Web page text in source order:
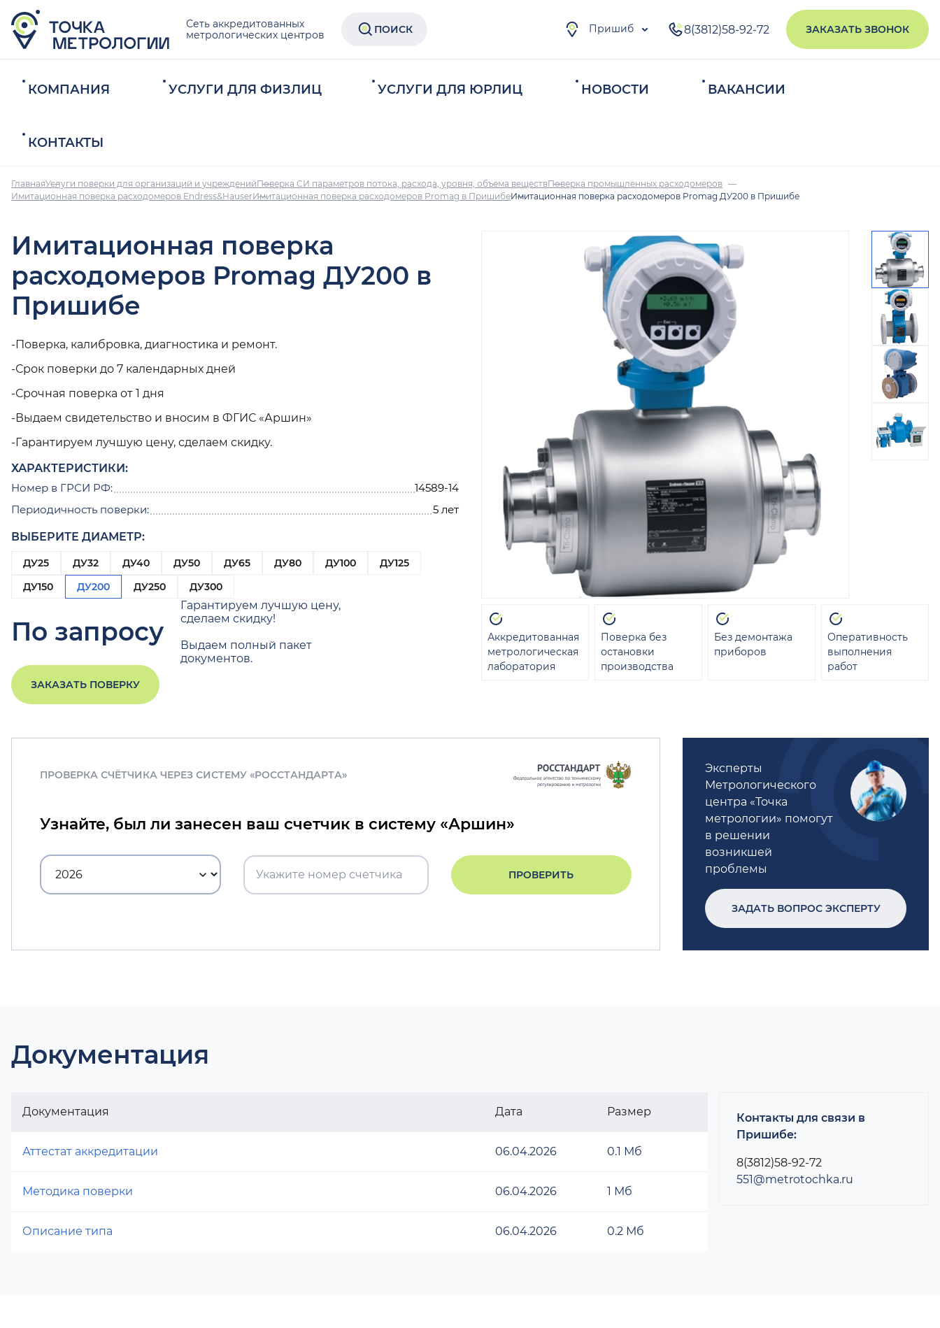
Сеть аккредитованных
метрологических центров
ПОИСК Пришиб 8(3812)58-92-72 ЗАКАЗАТЬ ЗВОНОК
КОМПАНИЯ УСЛУГИ ДЛЯ ФИЗЛИЦ УСЛУГИ ДЛЯ ЮРЛИЦ НОВОСТИ ВАКАНСИИ
КОНТАКТЫ
ГлавнаяУслуги поверки для организаций и учрежденийПоверка СИ параметров потока, расхода, уровня, объема веществПоверка промышленных расходомеров
Имитационная поверка расходомеров Endress&HauserИмитационная поверка расходомеров Promag в ПришибеИмитационная поверка расходомеров Promag ДУ200 в Пришибе
Имитационная поверка
расходомеров Promag ДУ200 в
Пришибе
-Поверка, калибровка, диагностика и ремонт.
-Срок поверки до 7 календарных дней
-Срочная поверка от 1 дня
-Выдаем свидетельство и вносим в ФГИС «Аршин»
-Гарантируем лучшую цену, сделаем скидку.
ХАРАКТЕРИСТИКИ:
Номер в ГРСИ РФ:
14589-14
Периодичность поверки:
5 лет
ВЫБЕРИТЕ ДИАМЕТР:
ДУ25 ДУ32 ДУ40 ДУ50 ДУ65 ДУ80 ДУ100
ДУ125
ДУ150
ДУ200 ДУ250 ДУ300
По запросу
Гарантируем лучшую цену,
сделаем скидку!
Выдаем полный пакет
документов.
ЗАКАЗАТЬ ПОВЕРКУ
Аккредитованная
метрологическая
лаборатория
Поверка без
остановки
производства
Без демонтажа
приборов
Оперативность
выполнения
работ
ПРОВЕРКА СЧЁТЧИКА ЧЕРЕЗ СИСТЕМУ «РОССТАНДАРТА»
Узнайте, был ли занесен ваш счетчик в систему «Аршин»
ПРОВЕРИТЬ
Эксперты
Метрологического
центра «Точка
метрологии» помогут
в решении
возникшей
проблемы
ЗАДАТЬ ВОПРОС ЭКСПЕРТУ
Документация
Документация Дата Размер
Аттестат аккредитации 06.04.2026 0.1 Мб
Методика поверки 06.04.2026 1 Мб
Описание типа 06.04.2026 0.2 Мб
Контакты для связи в
Пришибе:
8(3812)58-92-72
551@metrotochka.ru